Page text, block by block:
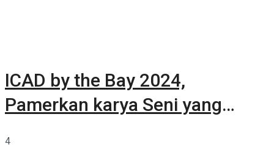
ICAD by the Bay 2024,
Pamerkan karya Seni yang
4